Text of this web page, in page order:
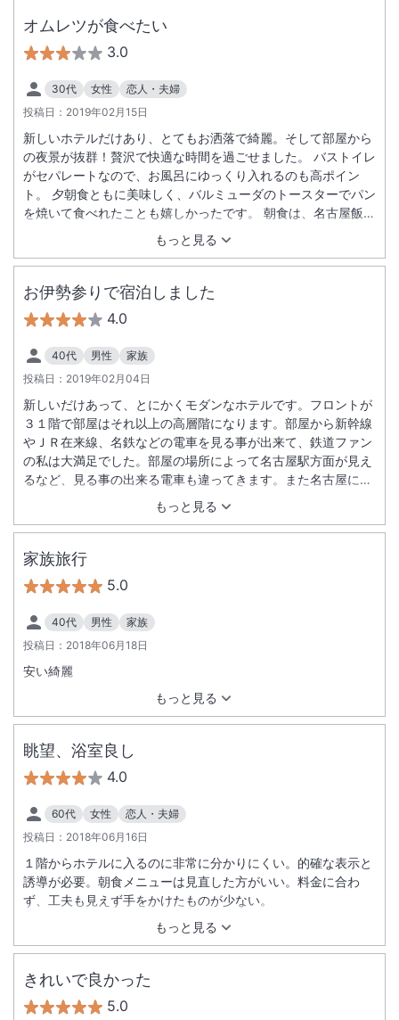
オムレツが食べたい
3.0
30代 女性
恋人・夫婦
投稿日： 2019年02月15日
もっと見る
新しいホテルだけあり、とてもお洒落で綺麗。そして部屋から
の夜景が抜群！贅沢で快適な時間を過ごせました。 バストイレ
がセパレートなので、お風呂にゆっくり入れるのも高ポイン
ト。 夕朝食ともに美味しく、バルミューダのトースターでパン
を焼いて食べれたことも嬉しかったです。 朝食は、名古屋飯も
豊富に置いてあり楽しめました。 ただ、一点とても残念だった
ことがあります。 朝食のエッグコーナーに人がおらず、オムレ
ツを食べることができませんでした。しばらくオムレツのコー
ナーの前で立って待っていたのですが、近くを歩いているスタ
らないままだったので諦めました。 朝食会場に滞在していた１
時間程、ちらちらとエッグコーナーをのぞいていたのですが、
結局１回も人は立ちませんでした。 作りたてのオムレツをとて
も楽しみにしていたので、本当に残念です。
お伊勢参りで宿泊しました
4.0
40代 男性
家族
投稿日： 2019年02月04日
もっと見る
新しいだけあって、とにかくモダンなホテルです。フロントが
３１階で部屋はそれ以上の高層階になります。部屋から新幹線
やＪＲ在来線、名鉄などの電車を見る事が出来て、鉄道ファン
の私は大満足でした。部屋の場所によって名古屋駅方面が見え
るなど、見る事の出来る電車も違ってきます。また名古屋に宿
泊する場合はココにしたいと思います。
家族旅行
5.0
40代 男性
家族
投稿日： 2018年06月18日
もっと見る
安い綺麗
眺望、浴室良し
4.0
60代 女性
恋人・夫婦
投稿日： 2018年06月16日
もっと見る
１階からホテルに入るのに非常に分かりにくい。的確な表示と
誘導が必要。朝食メニューは見直した方がいい。料金に合わ
ず、工夫も見えず手をかけたものが少ない。
きれいで良かった
5.0